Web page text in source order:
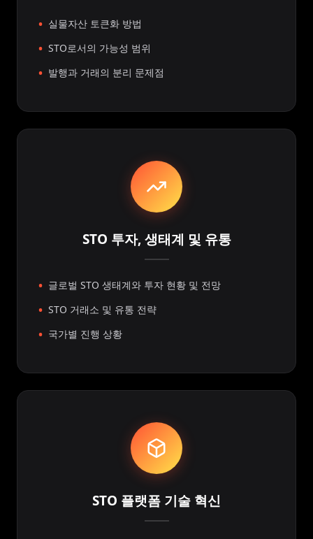
실물자산 토큰화 방법
STO로서의 가능성 범위
발행과 거래의 분리 문제점
STO 투자, 생태계 및 유통
글로벌 STO 생태계와 투자 현황 및 전망
STO 거래소 및 유통 전략
국가별 진행 상황
STO 플랫폼 기술 혁신